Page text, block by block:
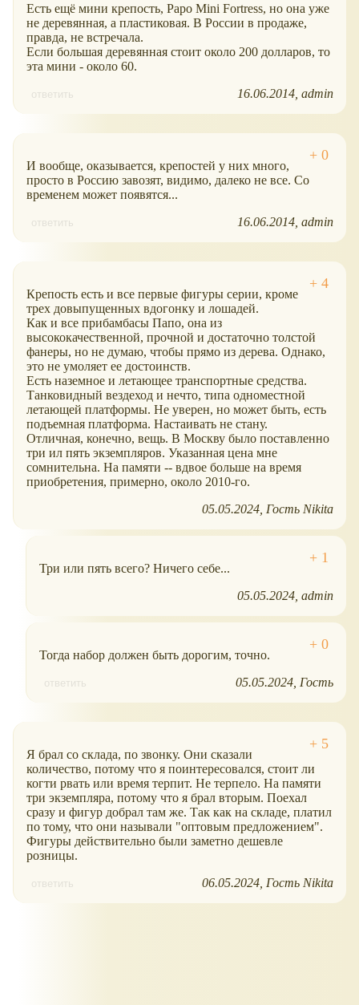
Есть ещё мини крепость, Papo Mini Fortress, но она уже
не деревянная, а пластиковая. В России в продаже,
правда, не встречала.
Если большая деревянная стоит около 200 долларов, то
эта мини - около 60.
ответить 16.06.2014 admin
И вообще, оказывается, крепостей у них много,
просто в Россию завозят, видимо, далеко не все. Со
временем может появятся...
ответить 16.06.2014 admin
Крепость есть и все первые фигуры серии, кроме
трех довыпущенных вдогонку и лошадей.
Как и все прибамбасы Папо, она из
высококачественной, прочной и достаточно толстой
фанеры, но не думаю, чтобы прямо из дерева. Однако,
это не умоляет ее достоинств.
Есть наземное и летающее транспортные средства.
Танковидный вездеход и нечто, типа одноместной
летающей платформы. Не уверен, но может быть, есть
подъемная платформа. Настаивать не стану.
Отличная, конечно, вещь. В Москву было поставленно
три ил пять экземпляров. Указанная цена мне
сомнительна. На памяти -- вдвое больше на время
приобретения, примерно, около 2010-го.
05.05.2024 Гость Nikita
Три или пять всего? Ничего себе...
05.05.2024 admin
Тогда набор должен быть дорогим, точно.
ответить 05.05.2024 Гость
Я брал со склада, по звонку. Они сказали
количество, потому что я поинтересовался, стоит ли
когти рвать или время терпит. Не терпело. На памяти
три экземпляра, потому что я брал вторым. Поехал
сразу и фигур добрал там же. Так как на складе, платил
по тому, что они называли "оптовым предложением".
Фигуры действительно были заметно дешевле
розницы.
ответить 06.05.2024 Гость Nikita